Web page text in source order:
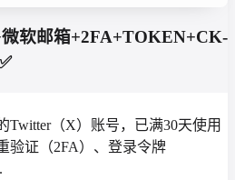
软邮箱+2FA+TOKEN+CK-
Twitter（X）账号，已满30天使用
验证（2FA）、登录令牌